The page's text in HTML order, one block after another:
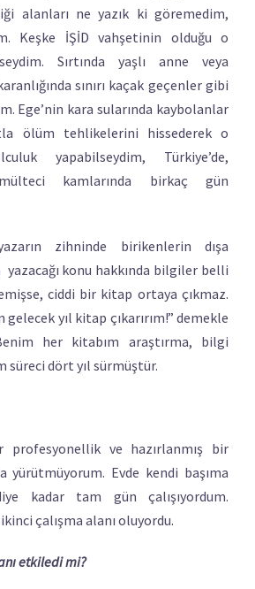
alanları ne yazık ki göremedim,
Keşke İŞİD vahşetinin olduğu o
Sırtında yaşlı anne veya
sınırı kaçak geçenler gibi
Ege’nin kara sularında kaybolanlar
ölüm tehlikelerini hissederek o
yapabilseydim, Türkiye’de,
mülteci kamlarında birkaç gün
zihninde birikenlerin dışa
yazacağı konu hakkında bilgiler belli
ciddi bir kitap ortaya çıkmaz.
yıl kitap çıkarırım!” demekle
her kitabım araştırma, bilgi
süreci dört yıl sürmüştür.
profesyonellik ve hazırlanmış bir
yürütmüyorum. Evde kendi başıma
kadar tam gün çalışıyordum.
çalışma alanı oluyordu.
etkiledi mi?